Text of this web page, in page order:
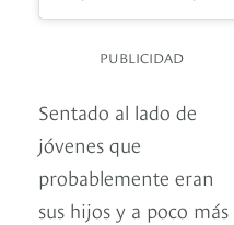
PUBLICIDAD
Sentado al lado de
jóvenes que
probablemente eran
sus hijos y a poco más